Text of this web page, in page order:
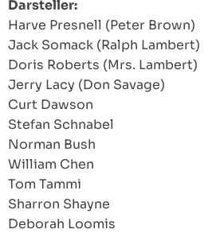
Darsteller:
Harve Presnell (Peter Brown)
Jack Somack (Ralph Lambert)
Doris Roberts (Mrs. Lambert)
Jerry Lacy (Don Savage)
Curt Dawson
Stefan Schnabel
Norman Bush
William Chen
Tom Tammi
Sharron Shayne
Deborah Loomis